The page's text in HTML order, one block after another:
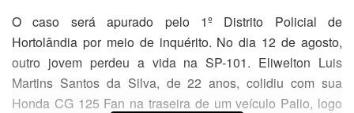
O caso será apurado pelo 1º Distrito Policial de
Hortolândia por meio de inquérito. No dia 12 de agosto,
outro jovem perdeu a vida na SP-101. Eliwelton Luis
Martins Santos da Silva, de 22 anos, colidiu com sua
Honda CG 125 Fan na traseira de um veículo Palio, logo